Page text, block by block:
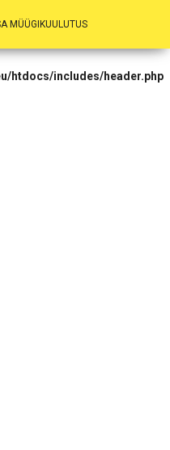
htdocs/includes/header.php
MÜÜGIKUULUTUS